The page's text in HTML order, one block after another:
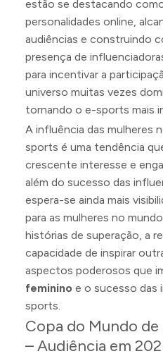
estão se destacando
personalidades online,
audiências e construindo
presença de
para incentivar a
universo muitas vezes
tornando o e-sports mais
A influência das mulheres
sports é uma tendência
crescente interesse e
além do sucesso das
espera-se ainda mais
para as mulheres no
histórias de superação, a
capacidade de inspirar
aspectos poderosos que
feminino e o sucesso das
sports.
Copa do Mundo
– Audiência em